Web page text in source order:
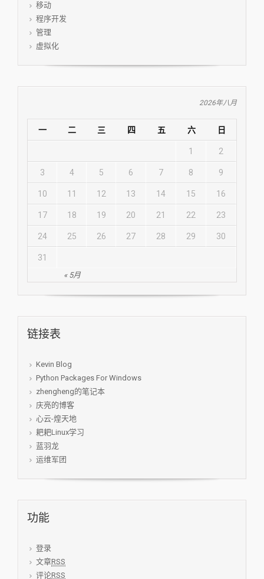
移动
程序开发
管理
虚拟化
2026年八月
一 二 三 四 五 六 日
« 5月
1 2
3 4 5 6 7 8 9
10 11 12 13 14 15 16
17 18 19 20 21 22 23
24 25 26 27 28 29 30
31
链接表
Kevin Blog
Python Packages For Windows
zhengheng的笔记本
庆亮的博客
心云-煌天地
耙耙Linux学习
蓝羽龙
运维军团
功能
登录
文章RSS
评论RSS